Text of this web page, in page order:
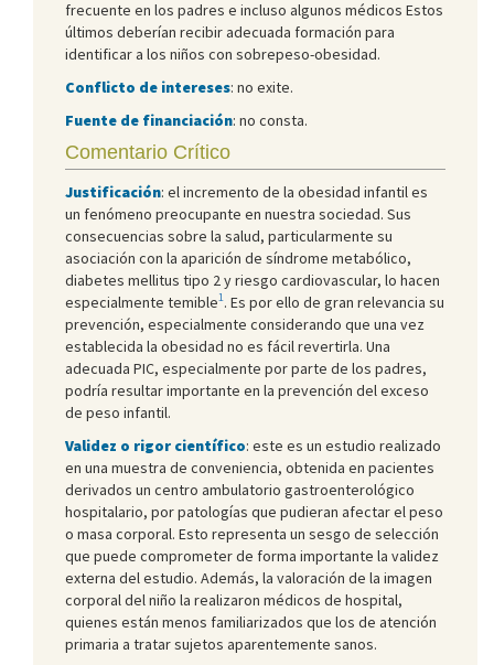
frecuente en los padres e incluso algunos médicos Estos
últimos deberían recibir adecuada formación para
identificar a los niños con sobrepeso-obesidad.
Conflicto de intereses: no exite.
Fuente de financiación: no consta.
Comentario Crítico
Justificación: el incremento de la obesidad infantil es
un fenómeno preocupante en nuestra sociedad. Sus
consecuencias sobre la salud, particularmente su
asociación con la aparición de síndrome metabólico,
diabetes mellitus tipo 2 y riesgo cardiovascular, lo hacen
especialmente temible1. Es por ello de gran relevancia su
prevención, especialmente considerando que una vez
establecida la obesidad no es fácil revertirla. Una
adecuada PIC, especialmente por parte de los padres,
podría resultar importante en la prevención del exceso
de peso infantil.
Validez o rigor científico: este es un estudio realizado
en una muestra de conveniencia, obtenida en pacientes
derivados un centro ambulatorio gastroenterológico
hospitalario, por patologías que pudieran afectar el peso
o masa corporal. Esto representa un sesgo de selección
que puede comprometer de forma importante la validez
externa del estudio. Además, la valoración de la imagen
corporal del niño la realizaron médicos de hospital,
quienes están menos familiarizados que los de atención
primaria a tratar sujetos aparentemente sanos.